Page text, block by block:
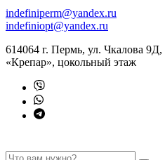
indefiniperm@yandex.ru
indefiniopt@yandex.ru
614064 г. Пермь, ул. Чкалова
«Крепар», цокольный этаж